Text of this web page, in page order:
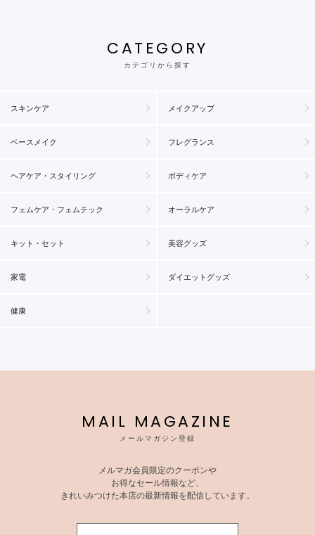
CATEGORY
カテゴリから探す
スキンケア メイクアップ
ベースメイク フレグランス
ヘアケア・スタイリング ボディケア
フェムケア・フェムテック オーラルケア
キット・セット 美容グッズ
家電 ダイエットグッズ
健康
MAIL MAGAZINE
メールマガジン登録
メルマガ会員限定のクーポンや
お得なセール情報など、
きれいみつけた本店の最新情報を配信しています。